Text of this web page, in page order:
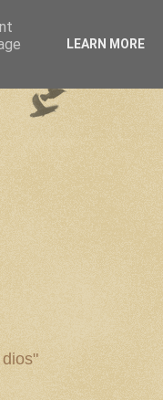
LEARN MORE